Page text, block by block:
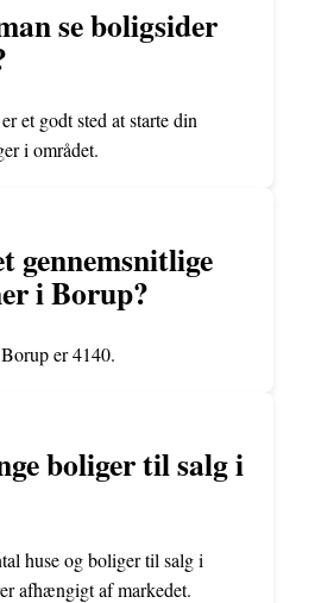
se boligsider
et godt sted at starte din
i området.
gennemsnitlige
i Borup?
er 4140.
boliger til salg i
huse og boliger til salg i
afhængigt af markedet.